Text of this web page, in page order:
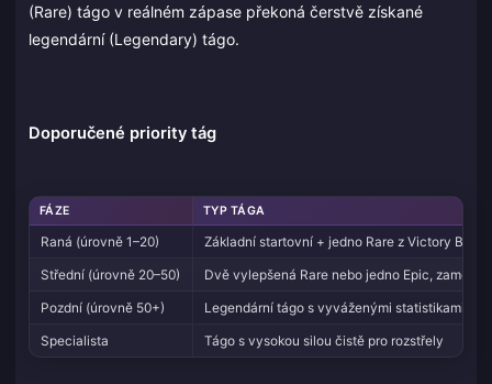
(Rare) tágo v reálném zápase překoná čerstvě získané
legendární (Legendary) tágo.
Doporučené priority tág
FÁZE TYP TÁGA
Raná (úrovně 1–20)
Základní startovní + jedno Rare z Victory Boxů
Střední (úrovně 20–50)
Dvě vylepšená Rare nebo jedno Epic,
Pozdní (úrovně 50+)
Legendární tágo s vyváženými statistikami +
Specialista
Tágo s vysokou silou čistě pro rozstřely